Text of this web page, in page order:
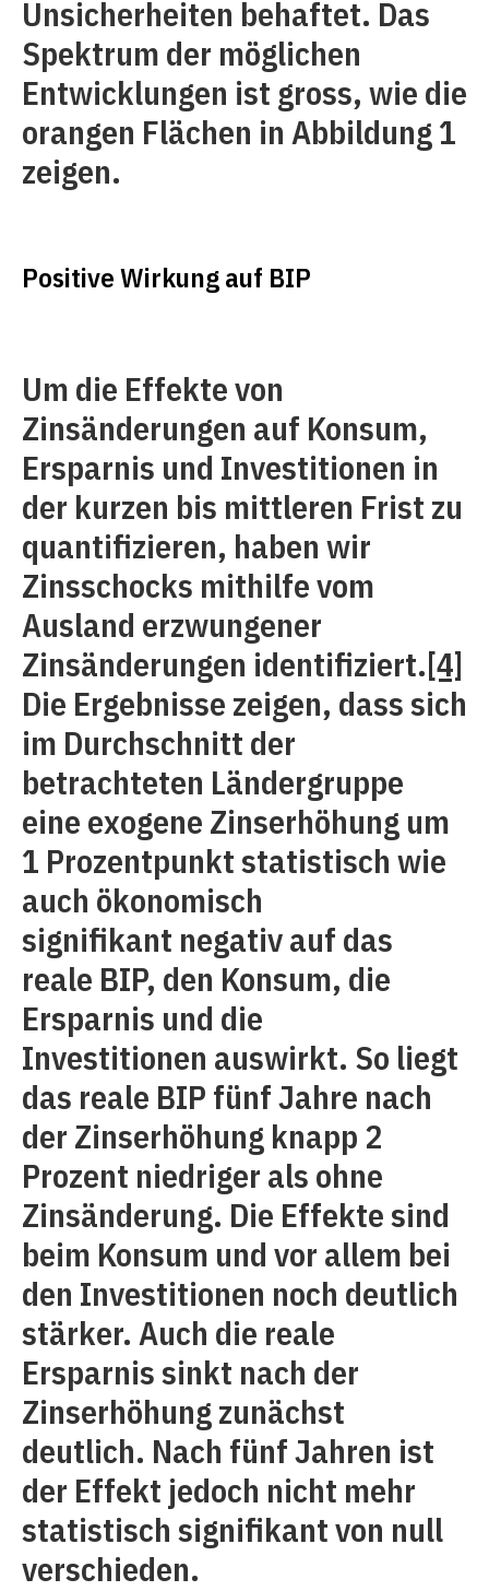
Unsicherheiten behaftet. Das
Spektrum der möglichen
Entwicklungen ist gross, wie die
orangen Flächen in Abbildung 1
zeigen.
Positive Wirkung auf BIP
Um die Effekte von
Zinsänderungen auf Konsum,
Ersparnis und Investitionen in
der kurzen bis mittleren Frist zu
quantifizieren, haben wir
Zinsschocks mithilfe vom
Ausland erzwungener
Zinsänderungen identifiziert.[4]
Die Ergebnisse zeigen, dass sich
im Durchschnitt der
betrachteten Ländergruppe
eine exogene Zinserhöhung um
1 Prozentpunkt statistisch wie
auch ökonomisch
signifikant negativ auf das
reale BIP, den Konsum, die
Ersparnis und die
Investitionen auswirkt. So liegt
das reale BIP fünf Jahre nach
der Zinserhöhung knapp 2
Prozent niedriger als ohne
Zinsänderung. Die Effekte sind
beim Konsum und vor allem bei
den Investitionen noch deutlich
stärker. Auch die reale
Ersparnis sinkt nach der
Zinserhöhung zunächst
deutlich. Nach fünf Jahren ist
der Effekt jedoch nicht mehr
statistisch signifikant von null
verschieden.